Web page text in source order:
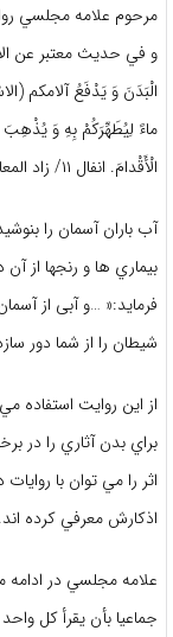
مرحوم علامه مجلسي
و في حديث معتبر عن
الْبَدَنَ وَ یَدْفَعُ آلامكم
ماءً لِيُطَهِّرَکُمْ بِهِ وَ يُذْهِبَ
الْأَقْدامَ. انفال ۱۱/ زاد المعاد،ص ۳۳۱.
آب باران آسمان را
بيماري ها و رنجها از
فرمايد:« …و آبی از
شیطان را از شما دور
از اين روايت
براي بدن آثاري را در
اثر را مي توان با
اذكارش معرفي كرده اند.
علامه مجلسي در ادامه
جماعيا بأن يقرأ كل